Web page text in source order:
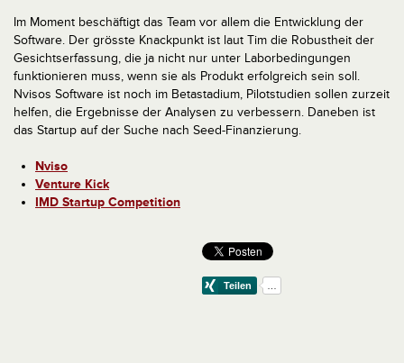
Im Moment beschäftigt das Team vor allem die Entwicklung der
Software. Der grösste Knackpunkt ist laut Tim die Robustheit der
Gesichtserfassung, die ja nicht nur unter Laborbedingungen
funktionieren muss, wenn sie als Produkt erfolgreich sein soll.
Nvisos Software ist noch im Betastadium, Pilotstudien sollen zurzeit
helfen, die Ergebnisse der Analysen zu verbessern. Daneben ist
das Startup auf der Suche nach Seed-Finanzierung.
Nviso
Venture Kick
IMD Startup Competition